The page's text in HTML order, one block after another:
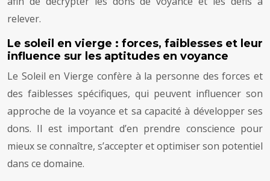
relever.
Le soleil en vierge : forces, faiblesses et leur
influence sur les aptitudes en voyance
Le Soleil en Vierge confère à la personne des forces et
des faiblesses spécifiques, qui peuvent influencer son
approche de la voyance et sa capacité à développer ses
dons. Il est important d’en prendre conscience pour
mieux se connaître, s’accepter et optimiser son potentiel
dans ce domaine.